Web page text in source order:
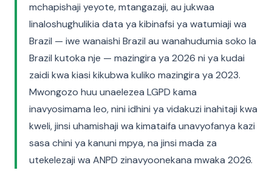
mchapishaji yeyote, mtangazaji, au jukwaa
linaloshughulikia data ya kibinafsi ya watumiaji wa
Brazil — iwe wanaishi Brazil au wanahudumia soko la
Brazil kutoka nje — mazingira ya 2026 ni ya kudai
zaidi kwa kiasi kikubwa kuliko mazingira ya 2023.
Mwongozo huu unaelezea LGPD kama
inavyosimama leo, nini idhini ya vidakuzi inahitaji kwa
kweli, jinsi uhamishaji wa kimataifa unavyofanya kazi
sasa chini ya kanuni mpya, na jinsi mada za
utekelezaji wa ANPD zinavyoonekana mwaka 2026.